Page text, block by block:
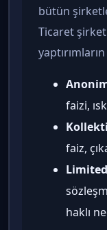
bütün
Ticaret
faizi,
faiz,
haklı